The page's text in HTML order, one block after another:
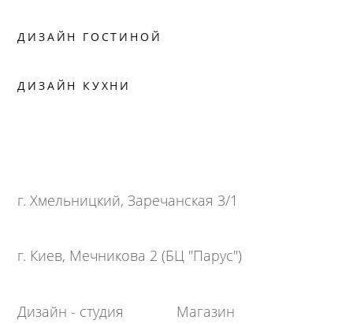
г. Хмельницкий, Заречанская 3/1
г. Киев, Мечникова 2 (БЦ "Парус")
Дизайн - студия
Магазин
ДИЗАЙН ГОСТИНОЙ
ДИЗАЙН КУХНИ